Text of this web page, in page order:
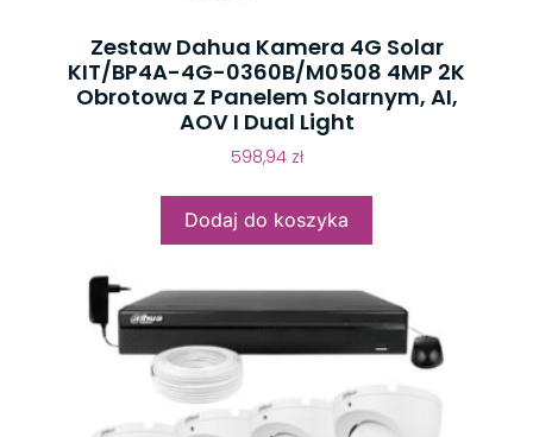
Zestaw Dahua Kamera 4G Solar
KIT/BP4A-4G-0360B/M0508 4MP 2K
Obrotowa Z Panelem Solarnym, AI,
AOV I Dual Light
598,94 zł
Dodaj do koszyka